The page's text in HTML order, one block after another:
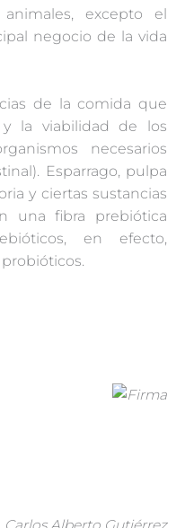
excepto el
negocio de la vida
de la comida que
la viabilidad de los
necesarios
Esparrago, pulpa
y ciertas sustancias
una fibra prebiótica
en efecto,